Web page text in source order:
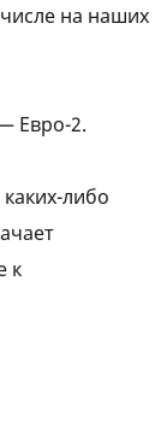
на наших
Евро-2.
либо
к